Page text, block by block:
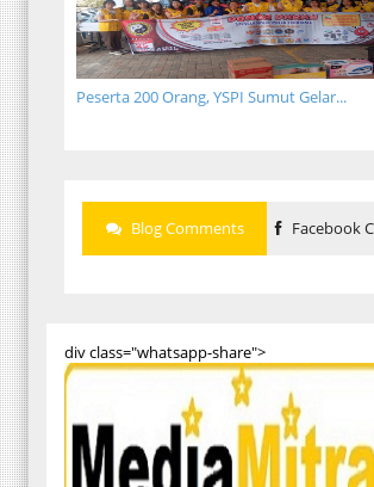
Peserta 200 Orang, YSPI Sumut Gelar...
Blog Comments Facebook
div class="whatsapp-share">